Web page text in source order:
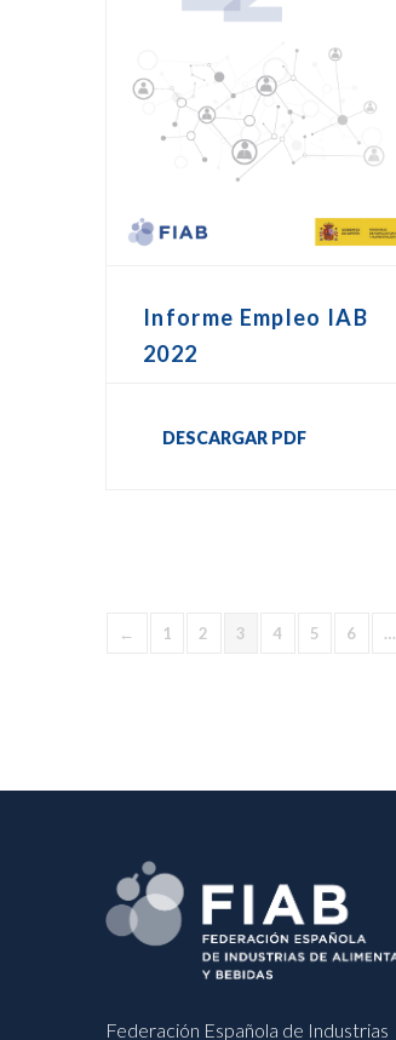
Informe Empleo IAB
2022
DESCARGAR PDF
← 1 2 3 4 5 6 …
Federación Española de Industrias